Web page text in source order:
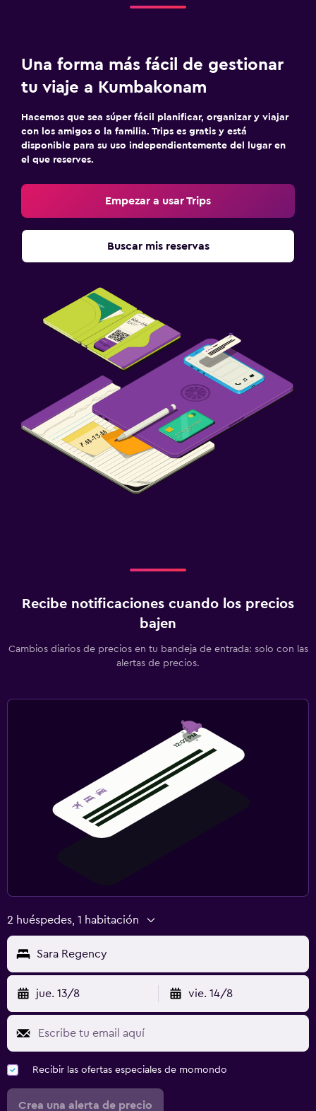
Una forma más fácil de gestionar
tu viaje a Kumbakonam
Hacemos que sea súper fácil planificar, organizar y viajar
con los amigos o la familia. Trips es gratis y está
disponible para su uso independientemente del lugar en
el que reserves.
Empezar a usar Trips
Buscar mis reservas
Recibe notificaciones cuando los precios
bajen
Cambios diarios de precios en tu bandeja de entrada: solo con las
alertas de precios.
2 huéspedes, 1 habitación
Sara Regency
jue. 13/8 vie. 14/8
Recibir las ofertas especiales de momondo
Crea una alerta de precio